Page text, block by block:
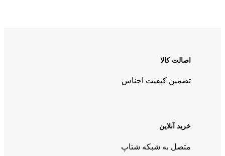
اصالت کالا
تضمین کیفیت اجناس
خرید آنلاین
متصل به شبکه شتاپ